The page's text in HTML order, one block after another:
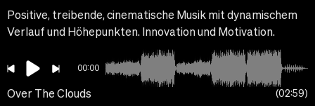
Positive, treibende, cinematische Musik mit dynamischem
Verlauf und Höhepunkten. Innovation und Motivation.
00:00
Over The Clouds 02:59